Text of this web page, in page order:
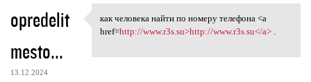
opredelit
mesto...
13.12.2024
как человека найти по номеру
как человека найти по номеру телефона <a
href=http://www.r3s.su>http://www.r3s.su</a>.